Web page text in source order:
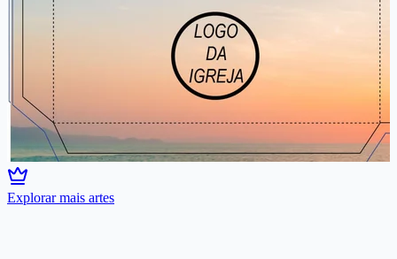
Explorar mais artes